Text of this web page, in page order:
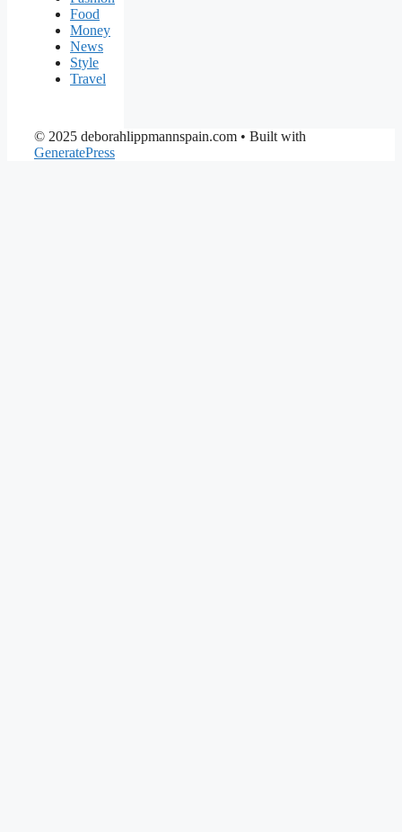
Food
Money
News
Style
Travel
© 2025 deborahlippmannspain.com • Built with
GeneratePress